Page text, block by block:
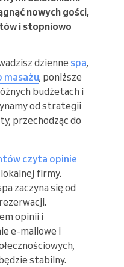
nowych gości,
i stopniowo
dzienne spa,
masażu, poniższe
budżetach i
od strategii
przechodząc do
czyta opinie
firmy.
zaczyna się od
opinii i
e-mailowe i
stabilny.